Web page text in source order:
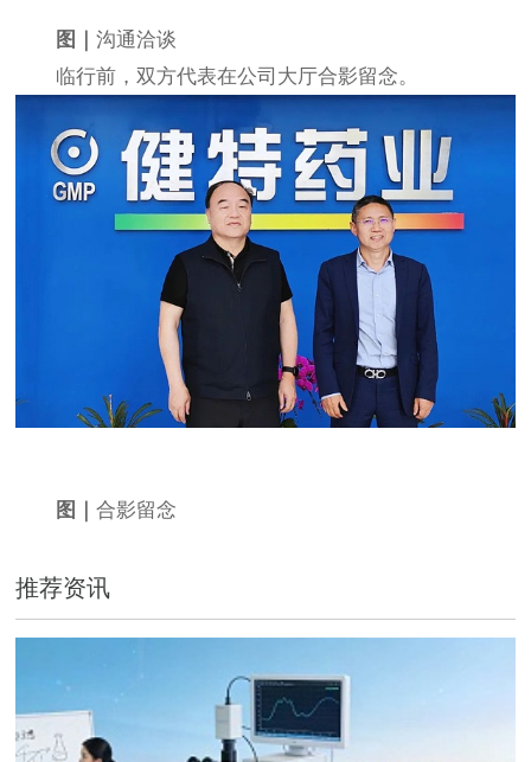
图｜沟通洽谈
临行前，双方代表在公司大厅合影留念。
图｜合影留念
推荐资讯